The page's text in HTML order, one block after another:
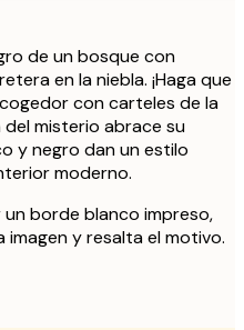
de un bosque con
en la niebla. ¡Haga que
con carteles de la
misterio abrace su
y negro dan un estilo
moderno.
borde blanco impreso,
imagen y resalta el motivo.